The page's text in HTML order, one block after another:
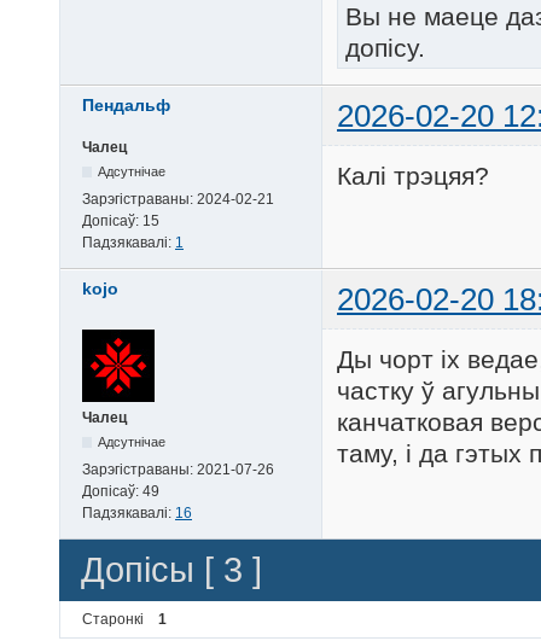
Вы не маеце
допісу.
Пендальф 2026-02-20
Чалец
Адсутнічае
Зарэгістраваны: 2024-02-21
Допісаў: 15
Падзякавалі: 1
Калі трэцяя?
kojo 2026-02-20
Чалец
Адсутнічае
Зарэгістраваны: 2021-07-26
Допісаў: 49
Падзякавалі: 16
Ды чорт іх
частку ў
канчатковая
таму, і да гэтых
Допісы [ 3 ]
Старонкі 1